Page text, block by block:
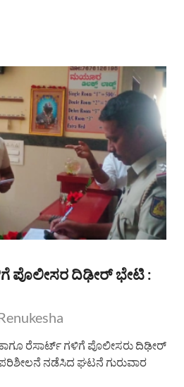
ಪೊಲೀಸರ ದಿಢೀರ್ ಭೇಟಿ :
ರೆಸಾರ್ಟ್ ಗಳಿಗೆ ಪೊಲೀಸರು ದಿಢೀರ್
ನಡೆಸಿದ ಘಟನೆ ಗುರುವಾರ